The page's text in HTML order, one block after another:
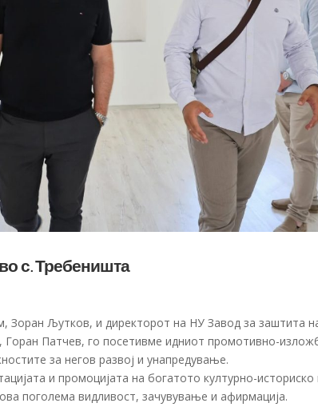
с. Требеништа
Зоран Љутков, и директорот на НУ Завод за заштита
Горан Патчев, го посетивме идниот промотивно-
за негов развој и унапредување.
и промоцијата на богатото културно-историско
поголема видливост, зачувување и афирмација.